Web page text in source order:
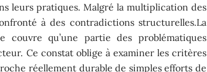
leurs pratiques. Malgré la multiplication des
à des contradictions structurelles.La
couvre qu’une partie des problématiques
Ce constat oblige à examiner les critères
réellement durable de simples efforts de